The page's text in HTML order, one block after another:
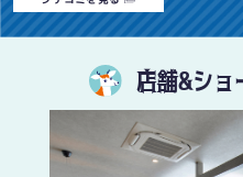
店舗&ショ